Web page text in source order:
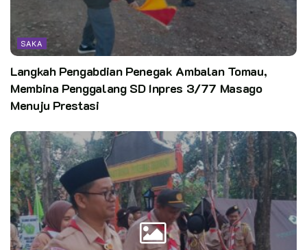
Kata Kunci: pramuka saka kalpataru jateng
SAKA
Langkah Pengabdian Penegak Ambalan Tomau,
Membina Penggalang SD Inpres 3/77 Masago
Menuju Prestasi